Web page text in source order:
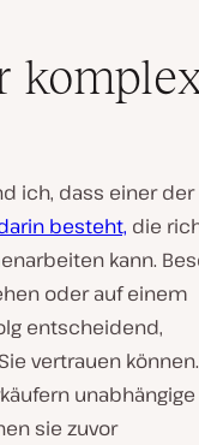
ich, dass einer der
besteht, die
kann.
oder auf einem
entscheidend,
vertrauen können.
unabhängige
sie zuvor